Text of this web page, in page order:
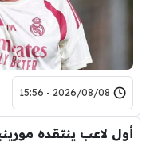
2026/08/08 - 15:56
أول لاعب ينتقده